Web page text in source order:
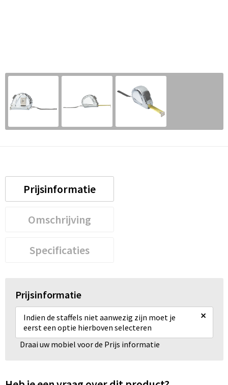
Prijsinformatie
Omschrijving
Specificaties
Prijsinformatie
Indien de staffels niet aanwezig zijn moet je
eerst een optie hierboven selecteren
×
Draai uw mobiel voor de Prijs informatie